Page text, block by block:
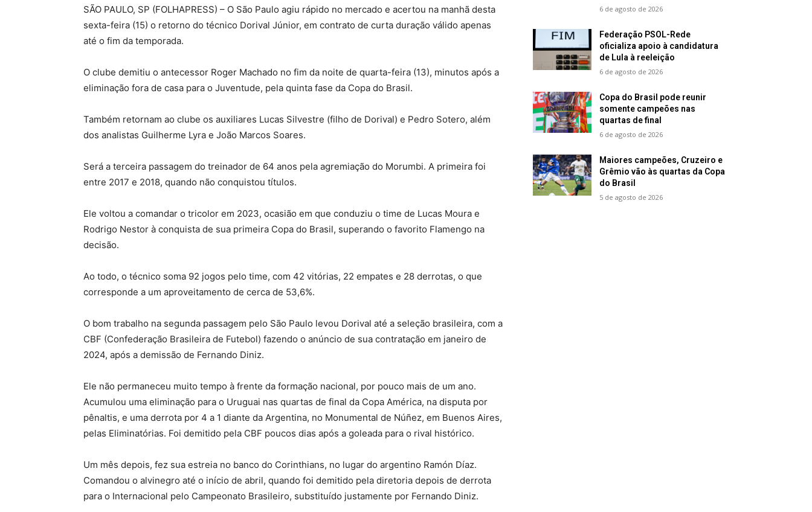
SÃO PAULO, SP (FOLHAPRESS) – O São Paulo agiu rápido no mercado e acertou na manhã desta
sexta-feira (15) o retorno do técnico Dorival Júnior, em contrato de curta duração válido apenas
até o fim da temporada.
O clube demitiu o antecessor Roger Machado no fim da noite de quarta-feira (13), minutos após a
eliminação fora de casa para o Juventude, pela quinta fase da Copa do Brasil.
Também retornam ao clube os auxiliares Lucas Silvestre (filho de Dorival) e Pedro Sotero, além
dos analistas Guilherme Lyra e João Marcos Soares.
Será a terceira passagem do treinador de 64 anos pela agremiação do Morumbi. A primeira foi
entre 2017 e 2018, quando não conquistou títulos.
Ele voltou a comandar o tricolor em 2023, ocasião em que conduziu o time de Lucas Moura e
Rodrigo Nestor à conquista de sua primeira Copa do Brasil, superando o favorito Flamengo na
decisão.
Ao todo, o técnico soma 92 jogos pelo time, com 42 vitórias, 22 empates e 28 derrotas, o que
corresponde a um aproveitamento de cerca de 53,6%.
O bom trabalho na segunda passagem pelo São Paulo levou Dorival até a seleção brasileira, com a
CBF (Confederação Brasileira de Futebol) fazendo o anúncio de sua contratação em janeiro de
2024, após a demissão de Fernando Diniz.
Ele não permaneceu muito tempo à frente da formação nacional, por pouco mais de um ano.
Acumulou uma eliminação para o Uruguai nas quartas de final da Copa América, na disputa por
pênaltis, e uma derrota por 4 a 1 diante da Argentina, no Monumental de Núñez, em Buenos Aires,
pelas Eliminatórias. Foi demitido pela CBF poucos dias após a goleada para o rival histórico.
Um mês depois, fez sua estreia no banco do Corinthians, no lugar do argentino Ramón Díaz.
Comandou o alvinegro até o início de abril, quando foi demitido pela diretoria depois de derrota
para o Internacional pelo Campeonato Brasileiro, substituído justamente por Fernando Diniz.
6 de agosto de 2026
Federação PSOL-Rede
oficializa apoio à candidatura
de Lula à reeleição
6 de agosto de 2026
Copa do Brasil pode reunir
somente campeões nas
quartas de final
6 de agosto de 2026
Maiores campeões, Cruzeiro e
Grêmio vão às quartas da Copa
do Brasil
5 de agosto de 2026